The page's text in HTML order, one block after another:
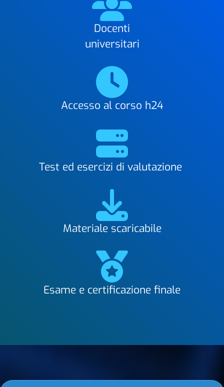
Docenti
universitari
Accesso al corso h24
Test ed esercizi di valutazione
Materiale scaricabile
Esame e certificazione finale